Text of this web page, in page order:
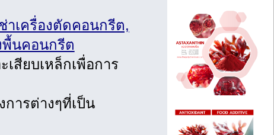
าเครื่องตัดคอนกรีต,
พื้นคอนกรีต
สียบเหล็กเพื่อการ
การต่างๆที่เป็น